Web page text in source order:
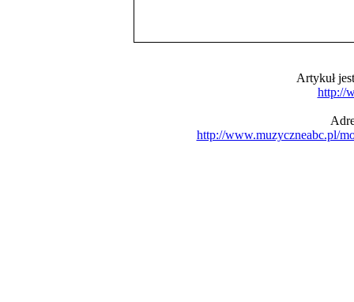
Artykuł
http://
http://www.muzyczneabc.pl/